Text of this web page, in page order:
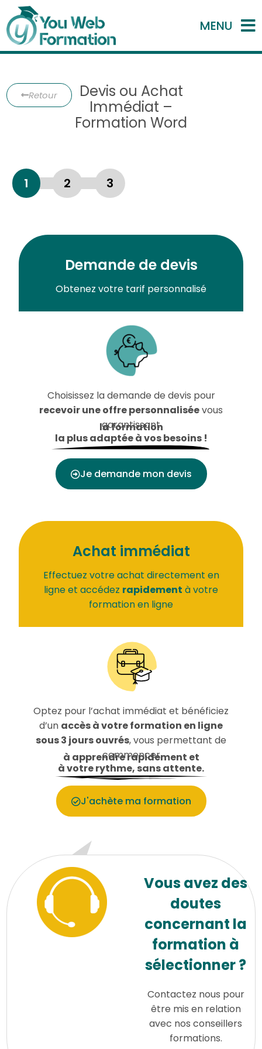
MENU
Devis ou Achat
Immédiat –
Formation Word
Retour
1 2 3
Demande de devis
Obtenez votre tarif personnalisé
Choisissez la demande de devis pour
recevoir une offre personnaliséevous
garantissant
la formation
la plus adaptée à vos besoins !
Je demande mon devis
Achat immédiat
Effectuez votre achat directement en
ligne et accédez rapidement à votre
formation en ligne
Optez pour l’achat immédiat et bénéficiez
d’un accès à votre formation en ligne
sous 3 jours ouvrés, vous permettant de
commencer
à apprendre rapidement et
à votre rythme, sans attente.
J'achète ma formation
Vous avez des
doutes
concernant la
formation à
sélectionner ?
Contactez nous pour
être mis en relation
avec nos conseillers
formations.